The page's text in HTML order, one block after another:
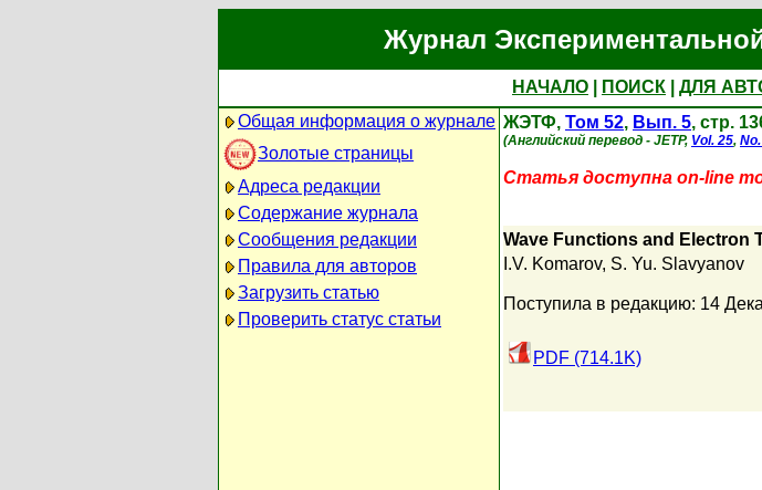
Журнал
НАЧАЛО ПОИСК ДЛЯ
Общая информация о журнале
Золотые страницы
Адреса редакции
Содержание журнала
Сообщения редакции
Правила для авторов
Загрузить статью
Проверить статус статьи
ЖЭТФ, Том 52, Вып. 5, стр.
(Английский перевод - JETP, Vol. 25,
Статья доступна on-line
Wave Functions and Electron
I.V. Komarov, S. Yu. Slavyanov
Поступила в редакцию: 14
PDF (714.1K)